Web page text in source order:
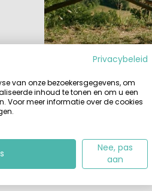
Romita is een kleine,
Collaccio is ietsje
Umbrië en op de
del Sole, dat qua
zwembad,
waar la dolce vita
Privacybeleid
van onze bezoekersgegevens, om
inhoud te tonen en om u een
Voor meer informatie over de cookies
Nee, pas
aan